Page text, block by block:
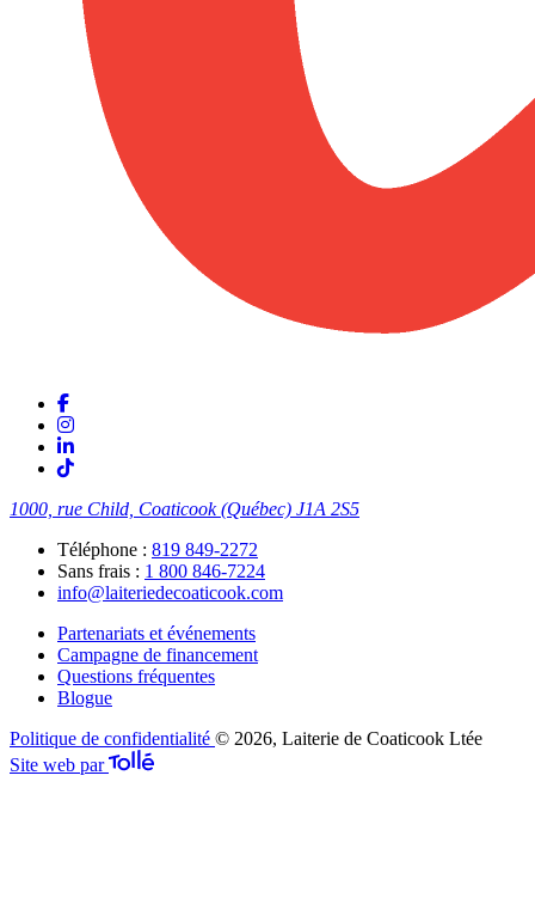
1000, rue Child, Coaticook (Québec) J1A 2S5
Téléphone : 819 849-2272
Sans frais : 1 800 846-7224
info@laiteriedecoaticook.com
Partenariats et événements
Campagne de financement
Questions fréquentes
Blogue
Politique de confidentialité © 2026, Laiterie de Coaticook Ltée
Site web par